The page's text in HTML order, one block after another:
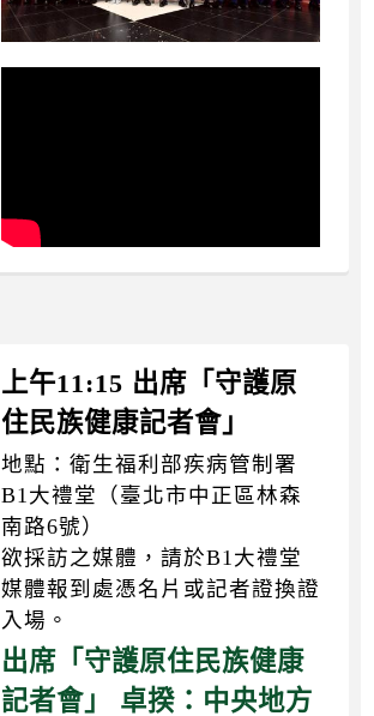
上午11:15 出席「守護原
住民族健康記者會」
地點：衛生福利部疾病管制署
B1大禮堂（臺北市中正區林森
南路6號）
欲採訪之媒體，請於B1大禮堂
媒體報到處憑名片或記者證換證
入場。
出席「守護原住民族健康
記者會」 卓揆：中央地方